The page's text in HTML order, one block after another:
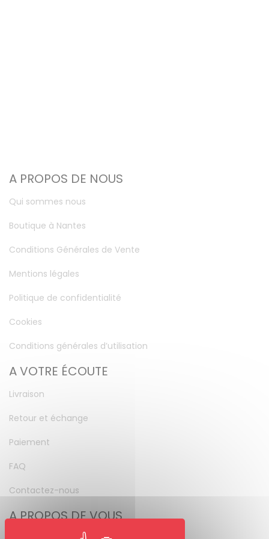
A PROPOS DE NOUS
Qui sommes nous
Boutique à Nantes
Conditions Générales de Vente
Mentions légales
Politique de confidentialité
Cookies
Conditions générales d’utilisation
A VOTRE ÉCOUTE
Livraison
Retour et échange
Paiement
FAQ
Contactez-nous
A PROPOS DE VOUS